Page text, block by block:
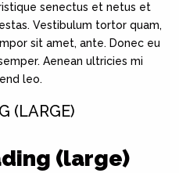
senectus et netus et
Vestibulum tortor quam,
sit amet, ante. Donec eu
Aenean ultricies mi
leo.
(LARGE)
(large)